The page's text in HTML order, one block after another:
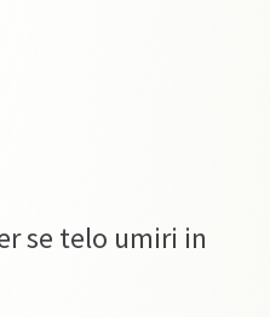
se telo umiri in